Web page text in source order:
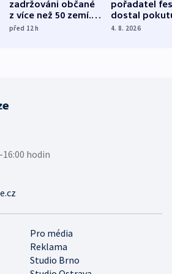
zadržováni občané
z více než 50 zemí.
Bojovali na straně
před 12h
pořadatel
dostal
nekalé
4. 8. 2026
Pro média
Reklama
Studio Brno
hodin